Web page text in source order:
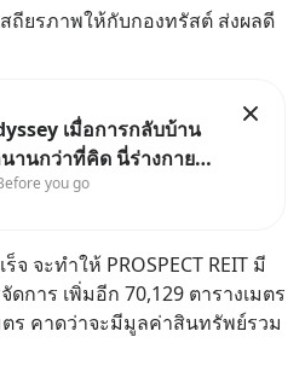
ถียรภาพให้กับกองทรัสต์ ส่งผลดี
เมื่อการกลับบ้าน
นานกว่าที่คิด นี่ร่างกาย
ารกลับบ้านจริงหรือ
you go
จะทำให้ PROSPECT REIT มี
การ เพิ่มอีก 70,129 ตารางเมตร
ตร คาดว่าจะมีมูลค่าสินทรัพย์รวม